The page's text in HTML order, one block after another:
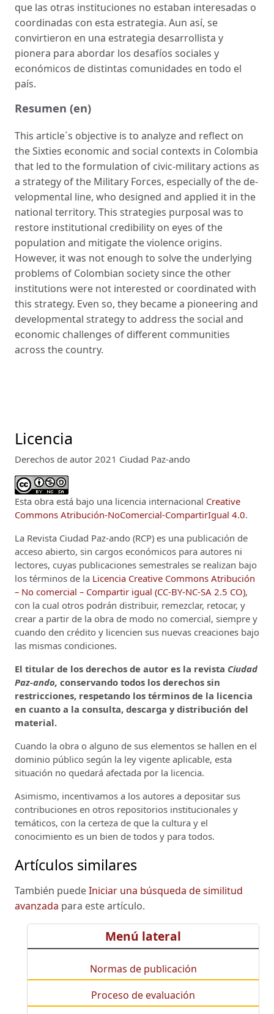
que las otras instituciones no estaban interesadas o
coordinadas con esta estrategia. Aun así, se
convirtieron en una estrategia desarrollista y
pionera para abordar los desafíos sociales y
económicos de distintas comunidades en todo el
país.
Resumen (en)
This article´s objective is to analyze and reflect on
the Sixties economic and social contexts in Colombia
that led to the formulation of civic-mi­litary actions as
a strategy of the Military Forces, especially of the de­
velopmental line, who designed and applied it in the
national territory. This strategies purposal was to
restore institutional credibility on eyes of the
population and mitigate the violence origins.
However, it was not enough to solve the underlying
problems of Colombian society since the other
institutions were not interested or coordinated with
this stra­tegy. Even so, they became a pioneering and
developmental strategy to address the social and
economic challenges of different communities
across the country.
Licencia
Derechos de autor 2021 Ciudad Paz-ando
Esta obra está bajo una licencia internacional Creative
Commons Atribución-NoComercial-CompartirIgual 4.0.
La Revista Ciudad Paz-ando (RCP) es una publicación de
acceso abierto, sin cargos económicos para autores ni
lectores, cuyas publicaciones semestrales se realizan bajo
los términos de la Licencia Creative Commons Atribución
– No comercial – Compartir igual (CC-BY-NC-SA 2.5 CO),
con la cual otros podrán distribuir, remezclar, retocar, y
crear a partir de la obra de modo no comercial, siempre y
cuando den crédito y licencien sus nuevas creaciones bajo
las mismas condiciones.
El titular de los derechos de autor es la revista Ciudad
Paz-ando, conservando todos los derechos sin
restricciones, respetando los términos de la licencia
en cuanto a la consulta, descarga y distribución del
material.
Cuando la obra o alguno de sus elementos se hallen en el
dominio público según la ley vigente aplicable, esta
situación no quedará afectada por la licencia.
Asimismo, incentivamos a los autores a depositar sus
contribuciones en otros repositorios institucionales y
temáticos, con la certeza de que la cultura y el
conocimiento es un bien de todos y para todos.
Artículos similares
También puedeIniciar una búsqueda de similitud
avanzada para este artículo.
Menú lateral
Normas de publicación
Proceso de evaluación